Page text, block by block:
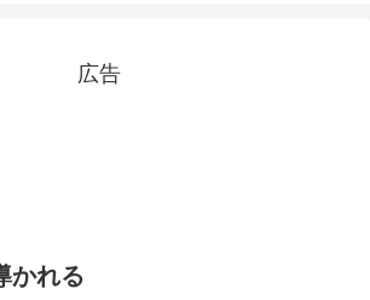
広告
かれる